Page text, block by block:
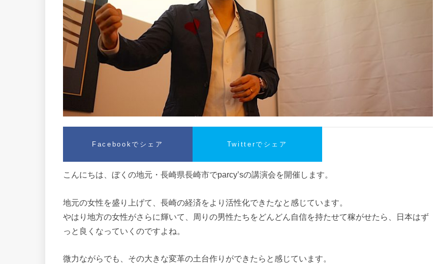
Facebookでシェア Twitterでシェア
こんにちは、ぼくの地元・長崎県長崎市でparcy’sの講演会を開催します。
地元の女性を盛り上げて、長崎の経済をより活性化できたなと感じています。
やはり地方の女性がさらに輝いて、周りの男性たちをどんどん自信を持たせて稼がせたら、日本はず
っと良くなっていくのですよね。
微力ながらでも、その大きな変革の土台作りができたらと感じています。